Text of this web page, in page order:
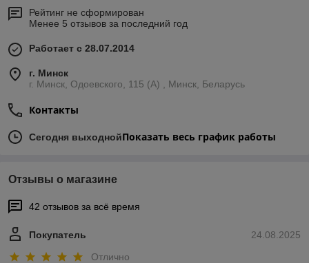
Рейтинг не сформирован
Менее 5 отзывов за последний год
Работает с 28.07.2014
г. Минск
г. Минск, Одоевского, 115 (А) , Минск, Беларусь
Контакты
Сегодня выходнойПоказать весь график работы
Отзывы о магазине
42 отзывов за всё время
24.08.2025
Покупатель
Отлично